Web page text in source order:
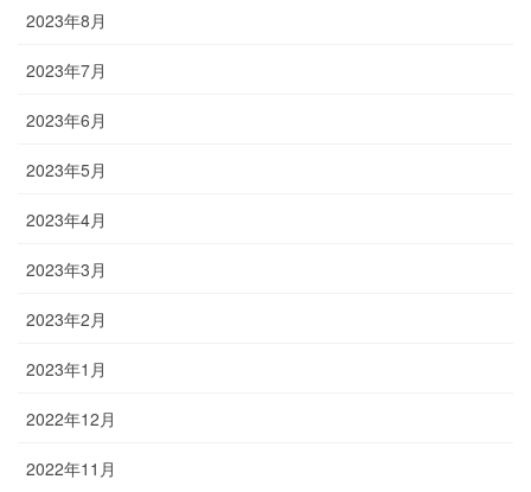
2023年8月
2023年7月
2023年6月
2023年5月
2023年4月
2023年3月
2023年2月
2023年1月
2022年12月
2022年11月